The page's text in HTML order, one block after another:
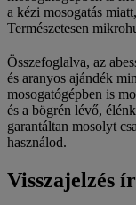
a kézi mosogatás
Természetesen
Összefoglalva, az
és aranyos ajándék
mosogatógépben is
és a bögrén lévő,
garantáltan mosolyt
használod.
Visszajelzés